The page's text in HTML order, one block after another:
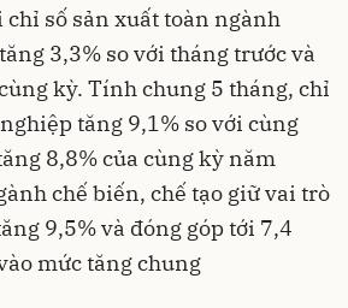
số sản xuất toàn ngành
3,3% so với tháng trước và
kỳ. Tính chung 5 tháng, chỉ
tăng 9,1% so với cùng
8,8% của cùng kỳ năm
chế biến, chế tạo giữ vai trò
9,5% và đóng góp tới 7,4
mức tăng chung